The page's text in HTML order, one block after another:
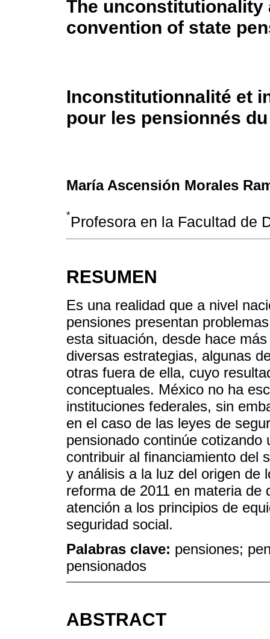
The
convention of state
Inconstitutionnalité et
pour les pensionnés
María Ascensión Morales
*Profesora en la Facultad de
RESUMEN
Es una realidad que a nivel
pensiones presentan
esta situación, desde hace
diversas estrategias, algunas
otras fuera de ella, cuyo
conceptuales. México no ha
instituciones federales, sin
en el caso de las leyes de
pensionado continúe
contribuir al financiamiento del
y análisis a la luz del origen de
reforma de 2011 en materia
atención a los principios de
seguridad social.
Palabras clave: pensiones;
pensionados
ABSTRACT